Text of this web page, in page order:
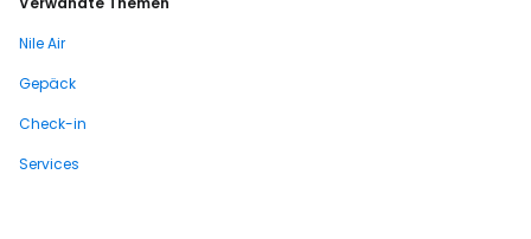
Nile Air
Gepäck
Check-in
Services